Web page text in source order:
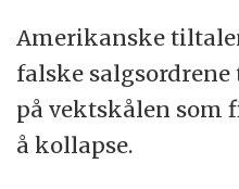
Amerikanske
falske
på vektskålen som
å kollapse.